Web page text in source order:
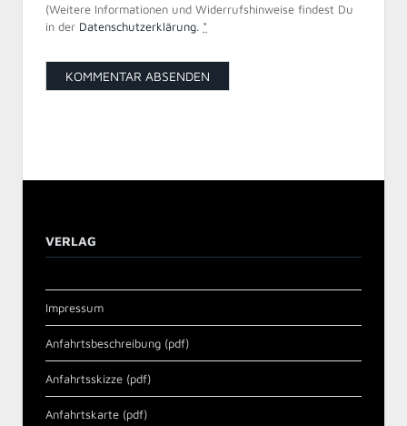
(Weitere Informationen und Widerrufshinweise findest Du
in der Datenschutzerklärung. *
VERLAG
Impressum
Anfahrtsbeschreibung (pdf)
Anfahrtsskizze (pdf)
Anfahrtskarte (pdf)